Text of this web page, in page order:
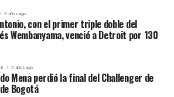
7 2 2
13
3 años ago
con el primer triple doble del
Wembanyama, venció a Detroit por 130
5 años ago
Mena perdió la final del Challenger de
Bogotá